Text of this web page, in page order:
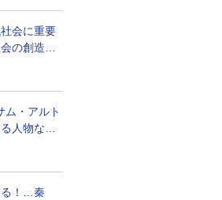
会に重要
の創造の
ム・アルト
人物なの
る！…秦